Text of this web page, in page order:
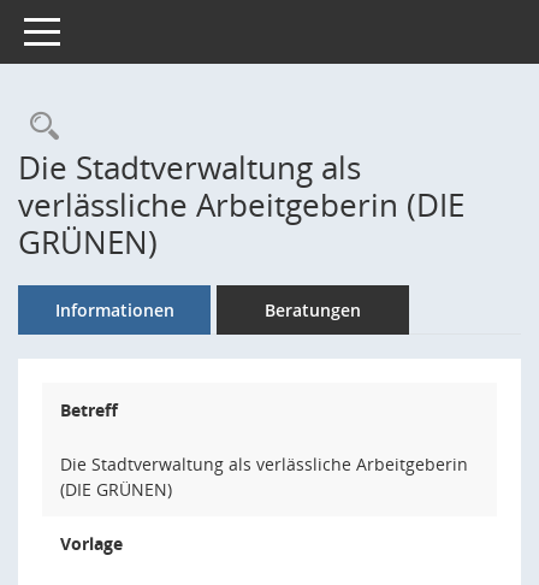
Toggle navigation
Rechercheauswahl
Die Stadtverwaltung als
verlässliche Arbeitgeberin (DIE
GRÜNEN)
Informationen Beratungen
Betreff
Die Stadtverwaltung als verlässliche Arbeitgeberin
(DIE GRÜNEN)
Vorlage